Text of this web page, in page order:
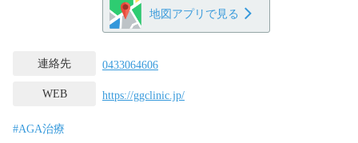
地図アプリで見る
連絡先 0433064606
WEB https://ggclinic.jp/
#AGA治療